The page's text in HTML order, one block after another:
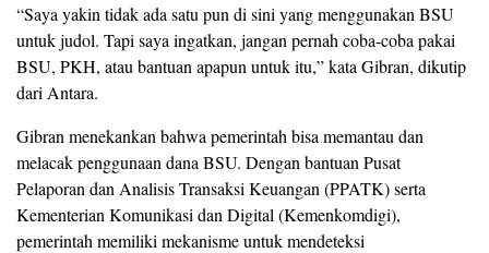
“Saya yakin tidak ada satu pun di sini yang menggunakan BSU
untuk judol. Tapi saya ingatkan, jangan pernah coba-coba pakai
BSU, PKH, atau bantuan apapun untuk itu,” kata Gibran, dikutip
dari Antara.
Gibran menekankan bahwa pemerintah bisa memantau dan
melacak penggunaan dana BSU. Dengan bantuan Pusat
Pelaporan dan Analisis Transaksi Keuangan (PPATK) serta
Kementerian Komunikasi dan Digital (Kemenkomdigi),
pemerintah memiliki mekanisme untuk mendeteksi